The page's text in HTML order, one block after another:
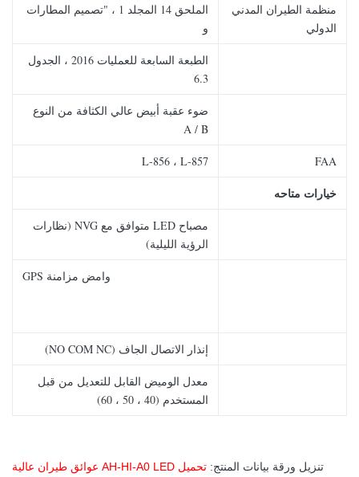
منظمة الطيران المدني
الدولي
الملحق 14 المجلد 1 ، "تصميم المطارات
و
الطبعة السابعة للعمليات 2016 ، الجدول
6.3
ضوء عقبة أبيض عالي الكثافة من النوع
A / B
FAA L-856 ، L-857
خيارات متاحه
مصباح LED متوافق مع NVG (نظارات
الرؤية الليلية)
وامض مزامنة GPS
إنذار الاتصال الجاف (NO COM NC)
معدل الوميض القابل للتعديل من قبل
المستخدم (40 ، 50 ، 60)
تنزيل ورقة بيانات المنتج:
تحميل AH-HI-A0 LED عوائق طيران عالية